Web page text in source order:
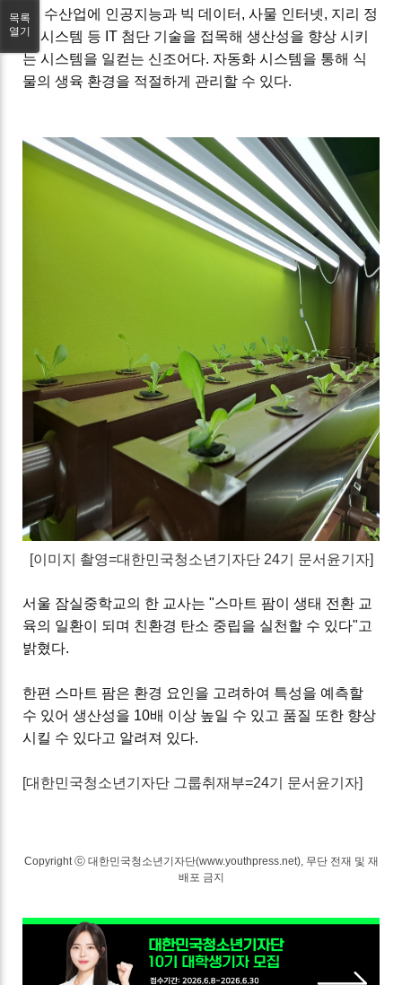
축
수산업에 인공지능과 빅 데이터 , 사물 인터넷, 지리 정
보 시스템 등 IT 첨단 기술을 접목해 생산성을 향상 시키
는 시스템을 일컫는 신조어다. 자동화 시스템을 통해 식
물의 생육 환경을 적절하게 관리할 수 있다.
[이미지 촬영=대한민국청소년기자단 24기 문서윤기자]
서울 잠실중학교의 한 교사는 "스마트 팜이 생태 전환 교
육의 일환이 되며 친환경 탄소 중립을 실천할 수 있다"고
밝혔다.
한편 스마트 팜은 환경 요인을 고려하여 특성을 예측할
수 있어 생산성을 10배 이상 높일 수 있고 품질 또한 향상
시킬 수 있다고 알려져 있다.
[대한민국청소년기자단 그룹취재부=24기 문서윤기자]
Copyright ⓒ 대한민국청소년기자단(www.youthpress.net), 무단 전재 및 재
배포 금지
목록
열기